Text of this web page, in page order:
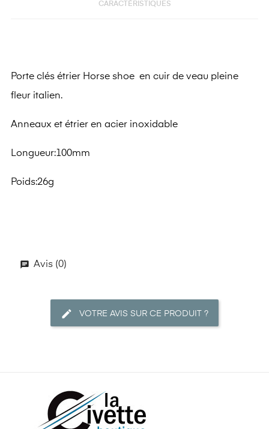
CARACTÉRISTIQUES
Porte clés étrier Horse shoe en cuir de veau pleine
fleur italien.
Anneaux et étrier en acier inoxidable
Longueur:100mm
Poids:26g
Avis (0)
VOTRE AVIS SUR CE PRODUIT ?